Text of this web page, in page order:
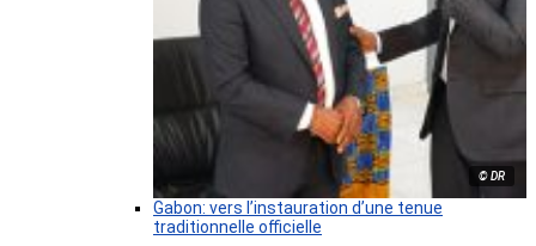
© DR
Gabon: vers l’instauration d’une tenue
traditionnelle officielle